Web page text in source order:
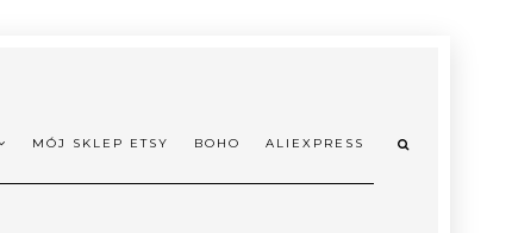
MÓJ SKLEP ETSY BOHO ALIEXPRESS